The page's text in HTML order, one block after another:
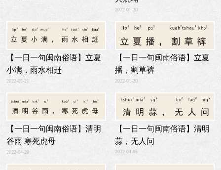
2022-01-20
【一日一句闽南俗语】立夏
小满，雨水相赶
2022-05-21
【一日一句闽南俗语】立夏
播，割草裤
2022-01-20
【一日一句闽南俗语】清明
谷雨 寒死虎母
2022-04-20
【一日一句闽南俗语】清明
蒜，无人问
2022-04-05